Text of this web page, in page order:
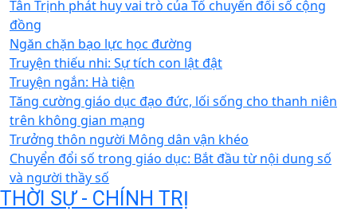
Tân Trịnh phát huy vai trò của Tổ chuyển đổi số cộng
đồng
Ngăn chặn bạo lực học đường
Truyện thiếu nhi: Sự tích con lật đật
Truyện ngắn: Hà tiện
Tăng cường giáo dục đạo đức, lối sống cho thanh niên
trên không gian mạng
Trưởng thôn người Mông dân vận khéo
Chuyển đổi số trong giáo dục: Bắt đầu từ nội dung số
và người thầy số
THỜI SỰ - CHÍNH TRỊ